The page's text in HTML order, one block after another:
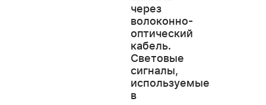
через
волоконно-
оптический
кабель.
Световые
сигналы,
используемые
в